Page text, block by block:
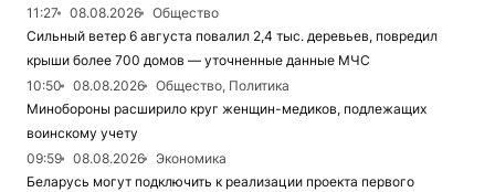
11:27 08.08.2026
Общество
Сильный ветер 6 августа повалил 2,4 тыс. деревьев, повредил
крыши более 700 домов — уточненные данные МЧС
10:50
08.08.2026
Общество, Политика
Минобороны расширило круг женщин-медиков, подлежащих
воинскому учету
09:59
08.08.2026
Экономика
Беларусь могут подключить к реализации проекта первого